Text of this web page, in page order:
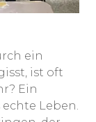
ein
ist oft
Ein
Leben.